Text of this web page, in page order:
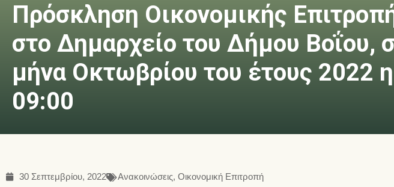
Πρόσκληση Οικονομικής
στο Δημαρχείο του Δήμου Βοΐου,
μήνα Οκτωβρίου του έτους 2022
09:00
30 Σεπτεμβρίου, 2022 Ανακοινώσεις, Οικονομική Επιτροπή